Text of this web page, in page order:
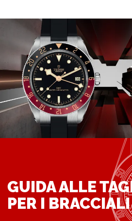
GUIDA ALLE
PER I